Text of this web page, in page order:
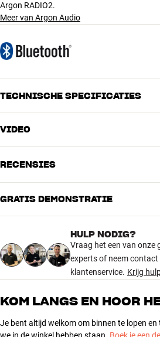
Argon RADIO2.
Meer van Argon Audio
TECHNISCHE SPECIFICATIES
AANSLUITINGEN
Audio-ingang
Mini-
AFMETINGEN EN DESIGN
Kleur
Zwart
Gewicht (kg)
1,6
Afmetingen (verpakking)
16 x 19 x
VIDEO
RECENSIES
4.0
1 recensie
5
4
2
GRATIS DEMONSTRATIE
HULP NODIG?
Vraag het een van onze
experts of neem contact
klantenservice. Krijg
KOM LANGS EN HOOR
Je bent altijd welkom om binnen te lopen